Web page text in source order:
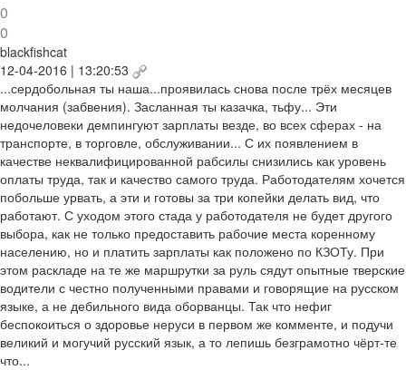
0
0
blackfishcat
12-04-2016 | 13:20:53
...сердобольная ты наша...проявилась снова после трёх месяцев
молчания (забвения). Засланная ты казачка, тьфу... Эти
недочеловеки демпингуют зарплаты везде, во всех сферах - на
транспорте, в торговле, обслуживании... С их появлением в
качестве неквалифицированной рабсилы снизились как уровень
оплаты труда, так и качество самого труда. Работодателям хочется
побольше урвать, а эти и готовы за три копейки делать вид, что
работают. С уходом этого стада у работодателя не будет другого
выбора, как не только предоставить рабочие места коренному
населению, но и платить зарплаты как положено по КЗОТу. При
этом раскладе на те же маршрутки за руль сядут опытные тверские
водители с честно полученными правами и говорящие на русском
языке, а не дебильного вида оборванцы. Так что нефиг
беспокоиться о здоровье неруси в первом же комменте, и подучи
великий и могучий русский язык, а то лепишь безграмотно чёрт-те
что...